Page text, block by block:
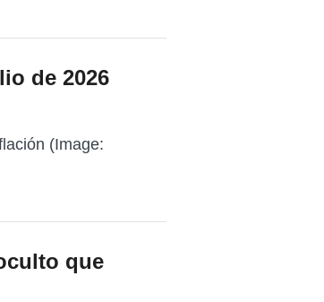
de 2026
(Image:
que